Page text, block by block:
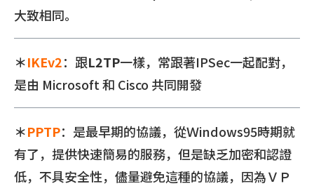
大致相同。
＊IKEv2：跟L2TP一樣，常跟著IPSec一起配對，
是由 Microsoft 和 Cisco 共同開發
＊PPTP：是最早期的協議，從Ｗindows95時期就
有了，提供快速簡易的服務，但是缺乏加密和認證
低，不具安全性，儘量避免這種的協議，因為ＶＰ